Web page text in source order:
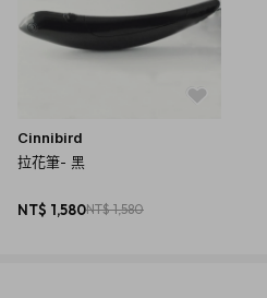
Cinnibird
拉花筆- 黑
NT$ 1,580NT$ 1,580